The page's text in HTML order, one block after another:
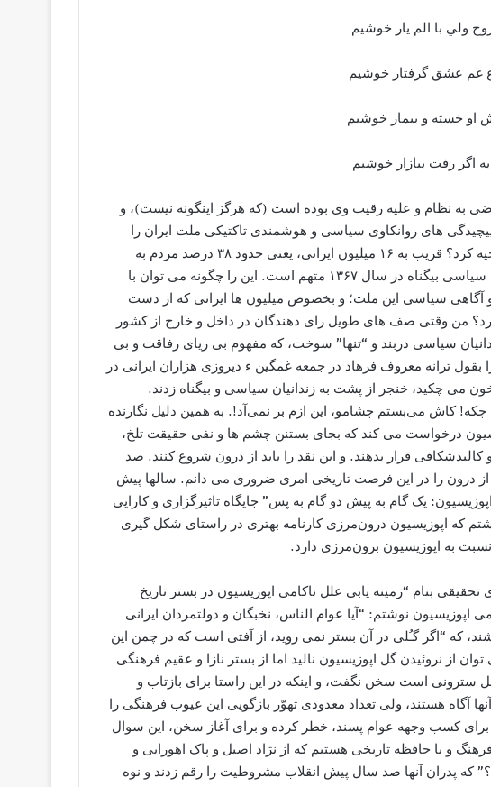
ولي با الم يار خوشيم
غم عشق گرفتار خوشيم
او خسته و بيمار خوشيم
اگر رفت ببازار خوشيم
به نظام و علیه رقیب وی بوده است (که هرگز اینگونه نیست)، و
های روانکاوی سیاسی و هوشمندی تاکتیکی ملت ایران را
ندارد، آرای ابراهیم رئیسی را چگونه می توان توجیه کرد؟ قریب به ۱۶ میلیون ایرانی، یعنی حدود ۳۸ درصد مردم به
شخصی رای داده اند که در کشتار هزاران زندانی سیاسی بیگناه در سال ۱۳۶۷ متهم است. این را چگونه می توان با
آگاهی سیاسی این ملت؛ و بخصوص میلیون ها ایرانی که از دست
من وقتی صف های طویل رای دهندگان در داخل و خارج از کشور
سیاسی دربند و “تنها” سوخت، که مفهوم بی ریای رفاقت و بی
ترانه معروف فرهاد در جمعه غمگین ء دیروزی هزاران ایرانی در
می چکید، خنجر از پشت به زندانیان سیاسی و بیگناه زدند.
کاش می‌بستم چشامو، این ازم بر نمی‌آد!. به همین دلیل نگارنده
درخواست می کند که بجای بستنن چشم ها و نفی حقیقت تلخ،
کالبدشکافی قرار بدهند. و این نقد را باید از درون شروع کنند. صد
از درون را در این فرصت تاریخی امری ضروری می دانم. سالها پیش
یک گام به پیش دو گام به پس” جایگاه تاثیرگزاری و کارایی
که اپوزیسیون درون‌مرزی کارنامه بهتری در راستای شکل گیری
به اپوزیسیون برون‌مرزی دارد.
در ۲۷ آذر ۱۳۸۷ در مقاله ای تحقیقی بنام “زمينه يابی علل ناکامی اپوزيسيون در بستر تاريخ
اپوزیسیون نوشتم: “آيا عوام الناس، نخبگان و دولتمردان ايرانی
“اگر گـُلی در آن بستر نمی رويد، از آفتی است که در چمن این
از نروئيدن گل اپوزيسيون ناليد اما از بستر نازا و عقيم فرهنگی
سترونی است سخن نگفت، و اینکه در اين راستا برای بازتاب و
آگاه هستند، ولی تعداد معدودی تهوّر بازگويی اين عيوب فرهنگی را
کسب وجهه عوام پسند، خطر کرده و برای آغاز سخن، اين سوال
و با حافظه تاریخی هستیم که از نژاد اصيل و پاک اهورايی و
که پدران آنها صد سال پیش انقلاب مشروطیت را رقم زدند و نوه